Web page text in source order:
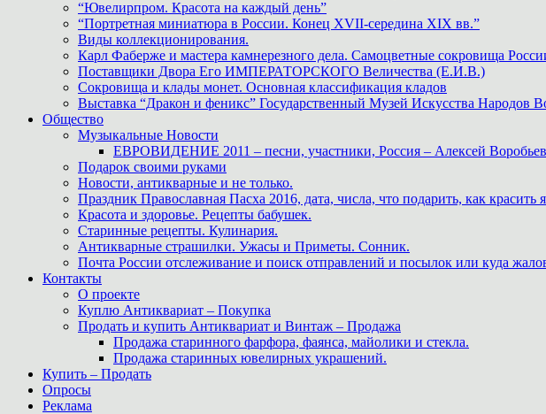
“Ювелирпром. Красота на каждый день”
“Портретная миниатюра в России. Конец XVII-середина XIX вв.”
Виды коллекционирования.
Карл Фаберже и мастера камнерезного дела. Самоцветные сокровища
Поставщики Двора Его ИМПЕРАТОРСКОГО Величества (Е.И.В.)
Сокровища и клады монет. Основная классификация кладов
Выставка “Дракон и феникс” Государственный Музей Искусства Народов
Общество
Музыкальные Новости
ЕВРОВИДЕНИЕ 2011 – песни, участники, Россия – Алексей Воробьев
Подарок своими руками
Новости, антикварные и не только.
Праздник Православная Пасха 2016, дата, числа, что подарить, как красить
Красота и здоровье. Рецепты бабушек.
Старинные рецепты. Кулинария.
Антикварные страшилки. Ужасы и Приметы. Сонник.
Почта России отслеживание и поиск отправлений и посылок или куда
Контакты
О проекте
Куплю Антиквариат – Покупка
Продать и купить Антиквариат и Винтаж – Продажа
Продажа старинного фарфора, фаянса, майолики и стекла.
Продажа старинных ювелирных украшений.
Купить – Продать
Опросы
Реклама